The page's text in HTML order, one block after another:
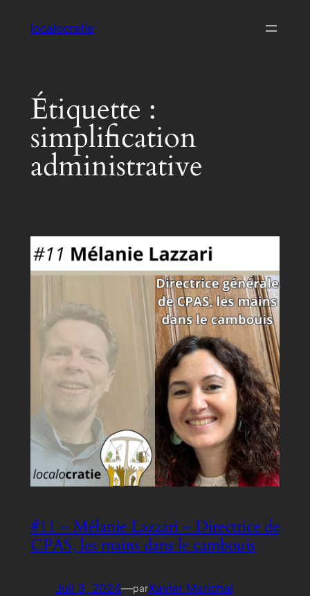
localocratie
Étiquette :
simplification
administrative
#11 – Mélanie Lazzari – Directrice de
CPAS, les mains dans le cambouis
Juil 3, 2024—parXavier Marichal